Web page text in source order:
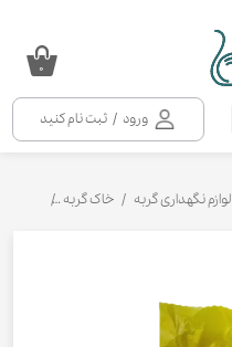
ورود / ثبت نام کنید
۰
لوازم نگهداری گربه خاک گربه